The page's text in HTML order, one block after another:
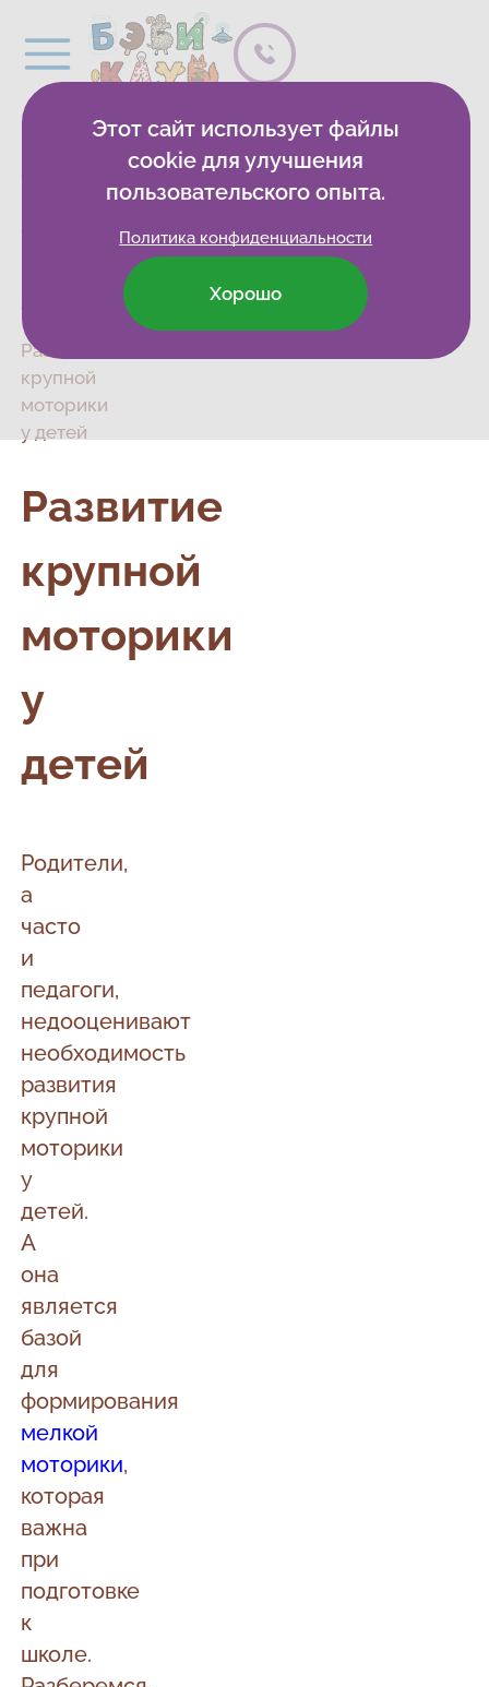
Развитие
крупной
моторики
у детей
Развитие
крупной
моторики
у
детей
Родители,
а
часто
и
педагоги,
недооценивают
необходимость
развития
крупной
моторики
у
детей.
А
она
является
базой
для
формирования
мелкой
моторики,
которая
важна
при
подготовке
к
школе.
Этот сайт использует файлы
cookie для улучшения
пользовательского опыта.
Политика конфиденциальности
Хорошо